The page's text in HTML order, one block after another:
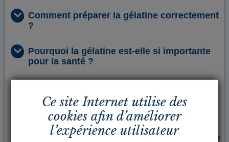
Comment préparer la gélatine correctement
?
Pourquoi la gélatine est-elle si importante
pour la santé ?
Comment fabrique-t-on la gélatine ?
Quelle est la position du GME concernant le
Ce site Internet utilise des
cookies afin d’améliorer
l’expérience utilisateur